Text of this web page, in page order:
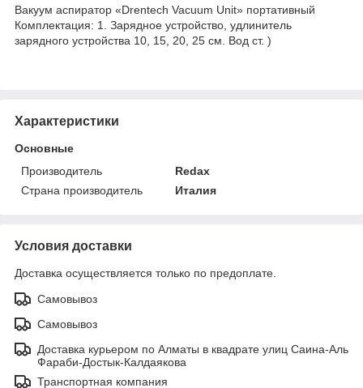
Вакуум аспиратор «Drentech Vacuum Unit» портативный
Комплектация: 1. Зарядное устройство, удлинитель
зарядного устройства 10, 15, 20, 25 см. Вод ст. )
Характеристики
Основные
Производитель
Redax
Страна производитель
Италия
Условия доставки
Доставка осуществляется только по предоплате.
Самовывоз
Самовывоз
Доставка курьером по Алматы в квадрате улиц Саина-Аль
Фараби-Достык-Калдаякова
Транспортная компания